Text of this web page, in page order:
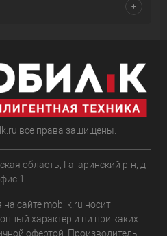
все права защищены.
область, Гагаринский р-н, д
1
сайте mobilk.ru носит
характер и ни при каких
офертой. Производитель